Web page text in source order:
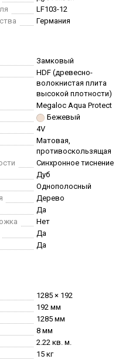
LF103-12
Германия
Замковый
HDF (древесно-
волокнистая плита
высокой плотности)
Megaloc Aqua Protect
Бежевый
4V
Матовая,
противоскользящая
Синхронное тиснение
Дуб
Однополосный
Дерево
Да
Нет
Да
Да
1285 × 192
192 мм
1285 мм
8 мм
2.22 кв. м.
15 кг